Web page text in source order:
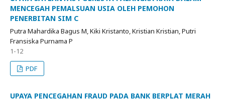
MENCEGAH PEMALSUAN USIA OLEH PEMOHON
PENERBITAN SIM C
Putra Mahardika Bagus M, Kiki Kristanto, Kristian Kristian, Putri
Fransiska Purnama P
1-12
PDF
UPAYA PENCEGAHAN FRAUD PADA BANK BERPLAT MERAH